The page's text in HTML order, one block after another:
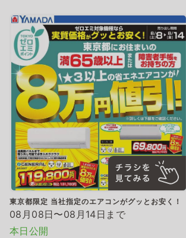
東京都限定 当社指定のエアコンがグッとお安く！
08月08日〜08月14日まで
本日公開